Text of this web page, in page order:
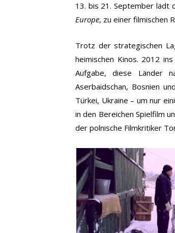
13. bis 21. September lädt
Europe, zu einer filmischen
Trotz der strategischen
heimischen Kinos. 2012
Aufgabe, diese Länder
Aserbaidschan, Bosnien
Türkei, Ukraine – um nur
in den Bereichen Spielfilm
der polnische Filmkritiker